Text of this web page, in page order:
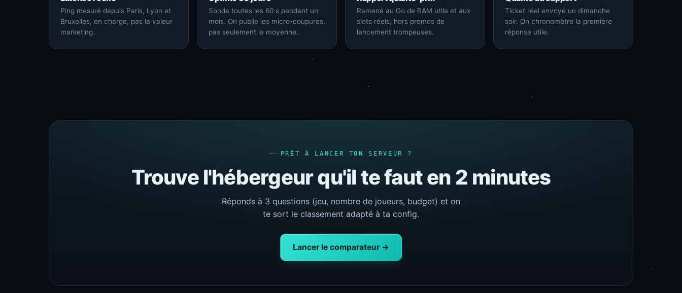
Ping mesuré depuis Paris, Lyon et
Bruxelles, en charge, pas la valeur
marketing.
Sonde toutes les 60 s pendant un
mois. On publie les micro-coupures,
pas seulement la moyenne.
Ramené au Go de RAM utile et aux
slots réels, hors promos de
lancement trompeuses.
Ticket réel envoyé un dimanche
soir. On chronomètre la première
réponse utile.
PRÊT À LANCER TON SERVEUR ?
Trouve l'hébergeur qu'il te faut en 2 minutes
Réponds à 3 questions (jeu, nombre de joueurs, budget) et on
te sort le classement adapté à ta config.
Lancer le comparateur →